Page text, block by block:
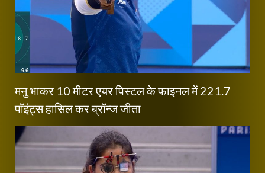
मनु भाकर 10 मीटर एयर पिस्टल के फाइनल में 221.7
पॉइंट्स हासिल कर ब्रॉन्ज जीता